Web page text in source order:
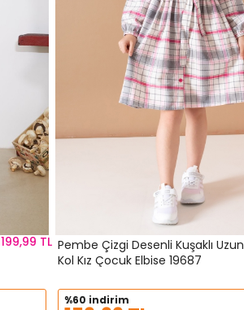
199,99 TL Pembe Çizgi Desenli Kuşaklı Uzun
Kol Kız Çocuk Elbise 19687
%60 indirim